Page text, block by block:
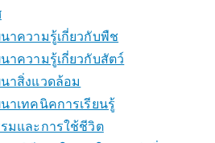
าความรู้เกี่ยวกับพืช
าความรู้เกี่ยวกับสัตว์
าสิ่งแวดล้อม
าเทคนิคการเรียนรู้
มและการใช้ชีวิต